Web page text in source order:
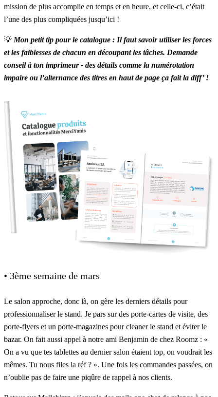
mission de plus accomplie en temps et en heure, et celle-ci, c’était
l’une des plus compliquées jusqu’ici !
💡 Mon petit tip pour le catalogue : Il faut savoir utiliser les forces
et les faiblesses de chacun en découpant les tâches. Demande
conseil à ton imprimeur - des détails comme la numérotation
impaire ou l’alternance des titres en haut de page ça fait la diff’ !
• 3ème semaine de mars
Le salon approche, donc là, on gère les derniers détails pour
professionnaliser le stand. Je pars sur des porte-cartes de visite, des
porte-flyers et un porte-magazines pour cleaner le stand et éviter le
bazar. On fait aussi appel à notre ami Benjamin de chez Roomz : «
On a vu que tes tablettes au dernier salon étaient top, on voudrait les
mêmes. Tu nous files la réf ? ». Une fois les commandes passées, on
n’oublie pas de faire une piqûre de rappel à nos clients.